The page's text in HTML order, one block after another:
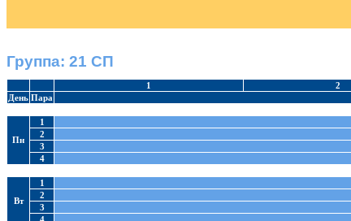
Группа: 21 СП
1 2
День Пара
Пн
1
2
3
4
Вт
1
2
3